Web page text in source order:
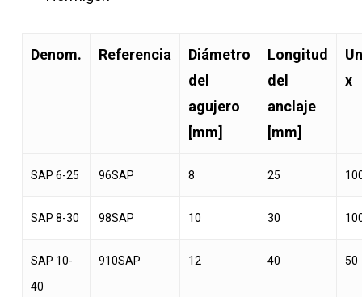
Denom. Referencia
Diámetro
del
agujero
[mm]
Longitud
del
anclaje
[mm]
x
SAP 6-25 96SAP 8 25
SAP 8-30 98SAP 10 30
SAP 10-
40
910SAP 12 40 50